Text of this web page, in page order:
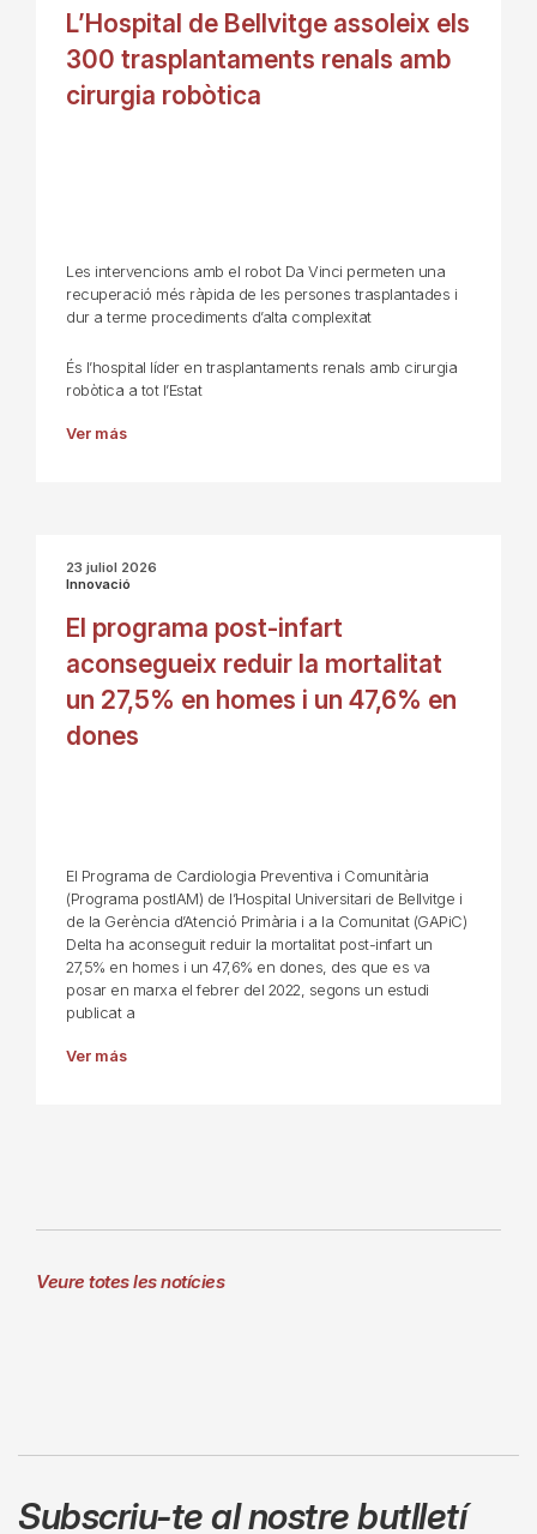
L’Hospital de Bellvitge assoleix els
300 trasplantaments renals amb
cirurgia robòtica
Les intervencions amb el robot Da Vinci permeten una
recuperació més ràpida de les persones trasplantades i
dur a terme procediments d’alta complexitat
És l’hospital líder en trasplantaments renals amb cirurgia
robòtica a tot l’Estat
Ver más
23 juliol 2026
Innovació
El programa post-infart
aconsegueix reduir la mortalitat
un 27,5% en homes i un 47,6% en
dones
El Programa de Cardiologia Preventiva i Comunitària
(Programa postIAM) de l’Hospital Universitari de Bellvitge i
de la Gerència d’Atenció Primària i a la Comunitat (GAPiC)
Delta ha aconseguit reduir la mortalitat post-infart un
27,5% en homes i un 47,6% en dones, des que es va
posar en marxa el febrer del 2022, segons un estudi
publicat a
Ver más
Veure totes les notícies
Subscriu-te al nostre butlletí